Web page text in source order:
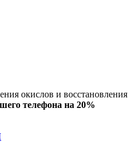
окислов и восстановления
телефона на 20%